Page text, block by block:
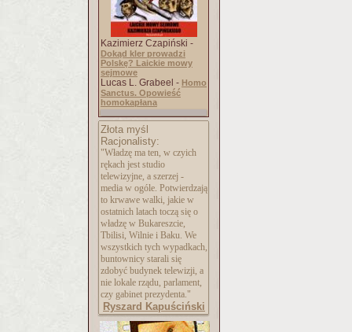
Kazimierz Czapiński -
Dokąd kler prowadzi
Polskę? Laickie mowy
sejmowe
Lucas L. Grabeel - Homo
Sanctus. Opowieść
homokapłana
Złota myśl
Racjonalisty:
"Władzę ma ten, w czyich
rękach jest studio
telewizyjne, a szerzej -
media w ogóle. Potwierdzają
to krwawe walki, jakie w
ostatnich latach toczą się o
władzę w Bukareszcie,
Tbilisi, Wilnie i Baku. We
wszystkich tych wypadkach,
buntownicy starali się
zdobyć budynek telewizji, a
nie lokale rządu, parlament,
czy gabinet prezydenta."
Ryszard Kapuściński